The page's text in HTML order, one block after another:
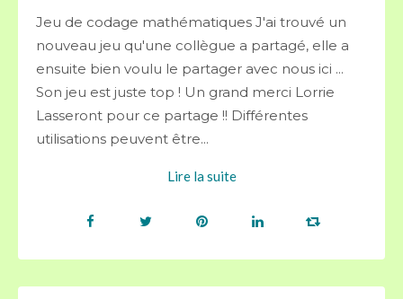
Jeu de codage mathématiques J'ai trouvé un
nouveau jeu qu'une collègue a partagé, elle a
ensuite bien voulu le partager avec nous ici ...
Son jeu est juste top ! Un grand merci Lorrie
Lasseront pour ce partage !! Différentes
utilisations peuvent être...
Lire la suite